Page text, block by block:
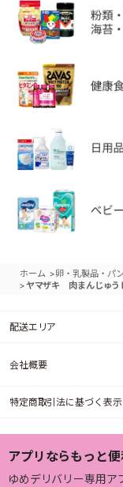
ホーム >卵・乳製品・パ
>ヤマザキ 肉まんじゅ
配送エリア
会社概要
特定商取引法に基づく表示
アプリならもっと
ゆめデリバリー専用ア